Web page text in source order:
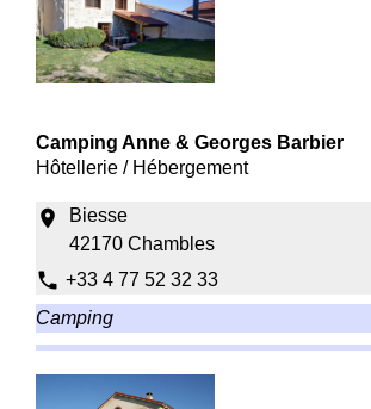
Camping Anne & Georges Barbier
Hôtellerie / Hébergement
location_on
Biesse
42170 Chambles
phone +33 4 77 52 32 33
Camping